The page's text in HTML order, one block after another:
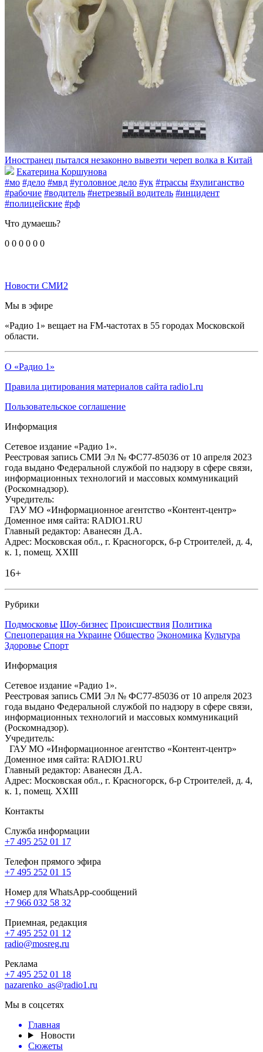
Иностранец пытался незаконно вывезти череп волка в Китай
Екатерина Коршунова
#мо #дело #мвд #уголовное дело #ук #трассы #хулиганство
#рабочие #водитель #нетрезвый водитель #инцидент
#полицейские #рф
Что думаешь?
0 0 0 0 0 0
Новости СМИ2
Мы в эфире
«Радио 1» вещает на FM-частотах в 55 городах Московской
области.
О «Радио 1»
Правила цитирования материалов сайта radio1.ru
Пользовательское соглашение
Информация
Сетевое издание «Радио 1».
Реестровая запись СМИ Эл № ФС77-85036 от 10 апреля 2023
года выдано Федеральной службой по надзору в сфере связи,
информационных технологий и массовых коммуникаций
(Роскомнадзор).
Учредитель:
ГАУ МО «Информационное агентство «Контент-центр»
Доменное имя сайта: RADIO1.RU
Главный редактор: Аванесян Д.А.
Адрес: Московская обл., г. Красногорск, б-р Строителей, д. 4,
к. 1, помещ. XXIII
16+
Рубрики
Подмосковье Шоу-бизнес Происшествия Политика
Спецоперация на Украине Общество Экономика Культура
Здоровье Спорт
Информация
Сетевое издание «Радио 1».
Реестровая запись СМИ Эл № ФС77-85036 от 10 апреля 2023
года выдано Федеральной службой по надзору в сфере связи,
информационных технологий и массовых коммуникаций
(Роскомнадзор).
Учредитель:
ГАУ МО «Информационное агентство «Контент-центр»
Доменное имя сайта: RADIO1.RU
Главный редактор: Аванесян Д.А.
Адрес: Московская обл., г. Красногорск, б-р Строителей, д. 4,
к. 1, помещ. XXIII
Контакты
Служба информации
+7 495 252 01 17
Телефон прямого эфира
+7 495 252 01 15
Номер для WhatsApp-сообщений
+7 966 032 58 32
Приемная, редакция
+7 495 252 01 12
radio@mosreg.ru
Реклама
+7 495 252 01 18
nazarenko_as@radio1.ru
Мы в соцсетях
Главная
Новости
Сюжеты